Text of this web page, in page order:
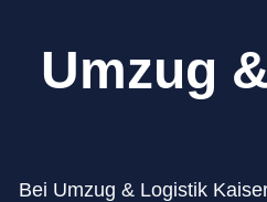
Umzug
Bei Umzug & Logistik